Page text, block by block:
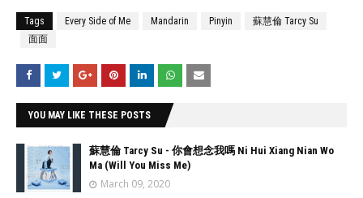
Tags Every Side of Me Mandarin Pinyin
蘇慧倫 Tarcy Su
面面
YOU MAY LIKE THESE POSTS
蘇慧倫 Tarcy Su - 你會想念我嗎 Ni Hui Xiang Nian Wo
Ma (Will You Miss Me)
March 09, 2020